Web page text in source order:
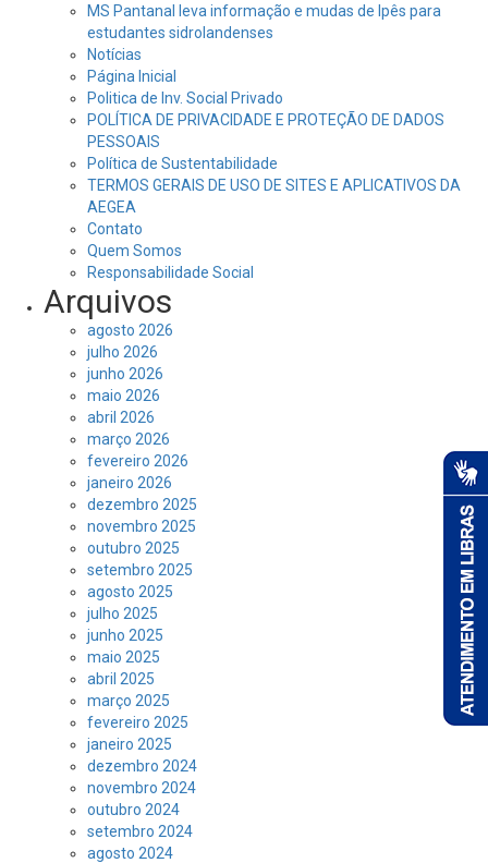
MS Pantanal leva informação e mudas de Ipês para
estudantes sidrolandenses
Notícias
Página Inicial
Politica de Inv. Social Privado
POLÍTICA DE PRIVACIDADE E PROTEÇÃO DE DADOS
PESSOAIS
Política de Sustentabilidade
TERMOS GERAIS DE USO DE SITES E APLICATIVOS DA
AEGEA
Contato
Quem Somos
Responsabilidade Social
Arquivos
agosto 2026
julho 2026
junho 2026
maio 2026
abril 2026
março 2026
fevereiro 2026
janeiro 2026
dezembro 2025
novembro 2025
outubro 2025
setembro 2025
agosto 2025
julho 2025
junho 2025
maio 2025
abril 2025
março 2025
fevereiro 2025
janeiro 2025
dezembro 2024
novembro 2024
outubro 2024
setembro 2024
agosto 2024